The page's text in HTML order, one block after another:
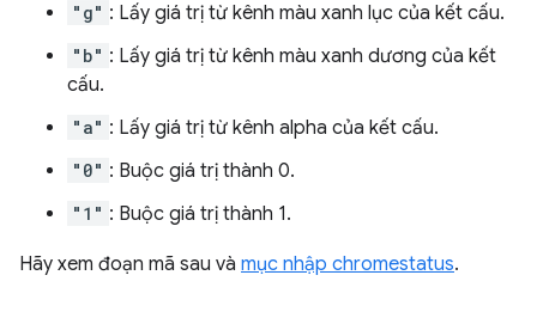
"g" : Lấy giá trị từ kênh màu xanh lục của kết cấu.
"b" : Lấy giá trị từ kênh màu xanh dương của kết
cấu.
"a" : Lấy giá trị từ kênh alpha của kết cấu.
"0" : Buộc giá trị thành 0.
"1" : Buộc giá trị thành 1.
Hãy xem đoạn mã sau và mục nhập chromestatus.